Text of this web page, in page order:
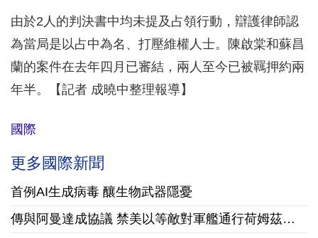
由於2人的判決書中均未提及占領行動，辯護律師認
為當局是以占中為名、打壓維權人士。陳啟棠和蘇昌
蘭的案件在去年四月已審結，兩人至今已被羈押約兩
年半。【記者 成曉中整理報導】
國際
更多國際新聞
首例AI生成病毒 釀生物武器隱憂
傳與阿曼達成協議 禁美以等敵對軍艦通行荷姆茲海峽